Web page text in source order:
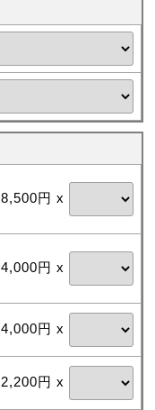
8,500円 x
4,000円 x
4,000円 x
2,200円 x